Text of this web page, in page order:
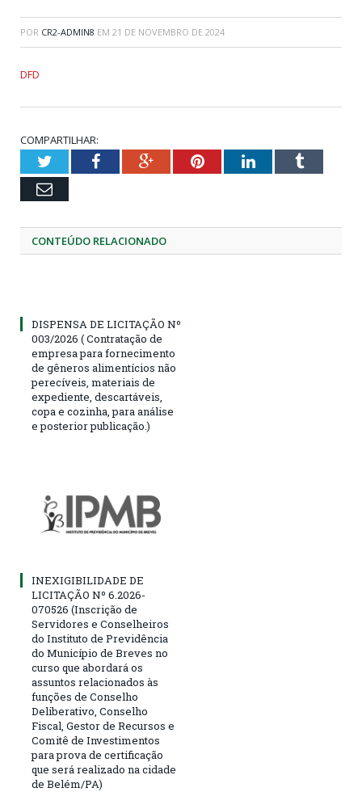
POR CR2-ADMIN8 EM 21 DE NOVEMBRO DE 2024
DFD
COMPARTILHAR:
TwitterFacebookGoogle+PinterestLinkedInTumblr
Email
CONTEÚDO RELACIONADO
DISPENSA DE LICITAÇÃO Nº
003/2026 ( Contratação de
empresa para fornecimento
de gêneros alimentícios não
perecíveis, materiais de
expediente, descartáveis,
copa e cozinha, para análise
e posterior publicação.)
INEXIGIBILIDADE DE
LICITAÇÃO Nº 6.2026-
070526 (Inscrição de
Servidores e Conselheiros
do Instituto de Previdência
do Município de Breves no
curso que abordará os
assuntos relacionados às
funções de Conselho
Deliberativo, Conselho
Fiscal, Gestor de Recursos e
Comitê de Investimentos
para prova de certificação
que será realizado na cidade
de Belém/PA)